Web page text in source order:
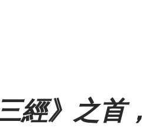
經》之首